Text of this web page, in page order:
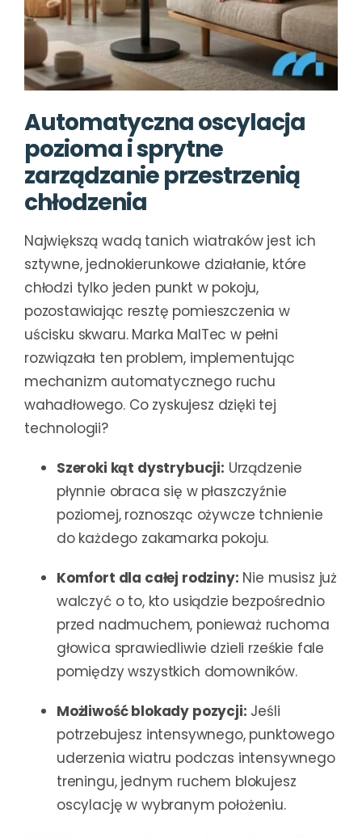
Automatyczna oscylacja
pozioma i sprytne
zarządzanie przestrzenią
chłodzenia
Największą wadą tanich wiatraków jest ich
sztywne, jednokierunkowe działanie, które
chłodzi tylko jeden punkt w pokoju,
pozostawiając resztę pomieszczenia w
uścisku skwaru. Marka MalTec w pełni
rozwiązała ten problem, implementując
mechanizm automatycznego ruchu
wahadłowego. Co zyskujesz dzięki tej
technologii?
Szeroki kąt dystrybucji: Urządzenie
płynnie obraca się w płaszczyźnie
poziomej, roznosząc ożywcze tchnienie
do każdego zakamarka pokoju.
Komfort dla całej rodziny: Nie musisz już
walczyć o to, kto usiądzie bezpośrednio
przed nadmuchem, ponieważ ruchoma
głowica sprawiedliwie dzieli rześkie fale
pomiędzy wszystkich domowników.
Możliwość blokady pozycji: Jeśli
potrzebujesz intensywnego, punktowego
uderzenia wiatru podczas intensywnego
treningu, jednym ruchem blokujesz
oscylację w wybranym położeniu.